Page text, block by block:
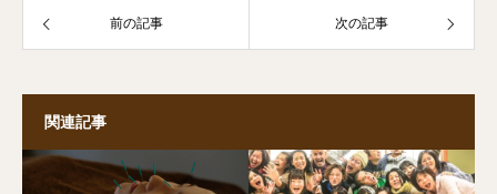
前の記事 次の記事
関連記事